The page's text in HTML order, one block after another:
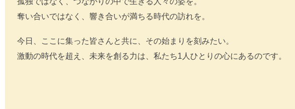
奪い合いではなく、響き合いが満ちる時代の訪れを。
今日、ここに集った皆さんと共に、その始まりを刻みたい。
激動の時代を超え、未来を創る力は、私たち1人ひとりの心にあるのです。